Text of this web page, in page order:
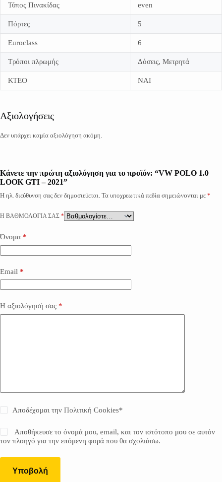
Τύπος Πινακίδας even
Πόρτες 5
Εuroclass 6
Τρόποι πλρωμής Δόσεις, Μετρητά
ΚΤΕΟ NAI
Αξιολογήσεις
Δεν υπάρχει καμία αξιολόγηση ακόμη.
Κάνετε την πρώτη αξιολόγηση για το προϊόν: “VW POLO 1.0
LOOK GTI – 2021”
Η ηλ. διεύθυνση σας δεν δημοσιεύεται. Τα υποχρεωτικά πεδία σημειώνονται με *
Η ΒΑΘΜΟΛΟΓΊΑ ΣΑΣ *
Όνομα *
Email *
Η αξιολόγησή σας *
Αποδέχομαι τηνΠολιτική Cookies*
Αποθήκευσε το όνομά μου, email, και τον ιστότοπο μου σε αυτόν
τον πλοηγό για την επόμενη φορά που θα σχολιάσω.
Υποβολή